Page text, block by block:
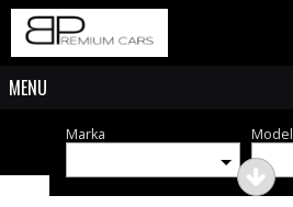
MENU
Marka Model